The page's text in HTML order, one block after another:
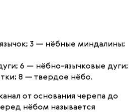
3 — нёбные миндалины;
6 — нёбно-язычковые дуги;
8 — твердое нёбо.
от основания черепа до
нёбом называется